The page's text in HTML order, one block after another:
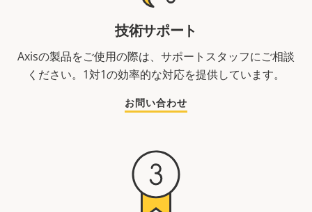
技術サポート
Axisの製品をご使用の際は、サポートスタッフにご相談
ください。1対1の効率的な対応を提供しています。
お問い合わせ